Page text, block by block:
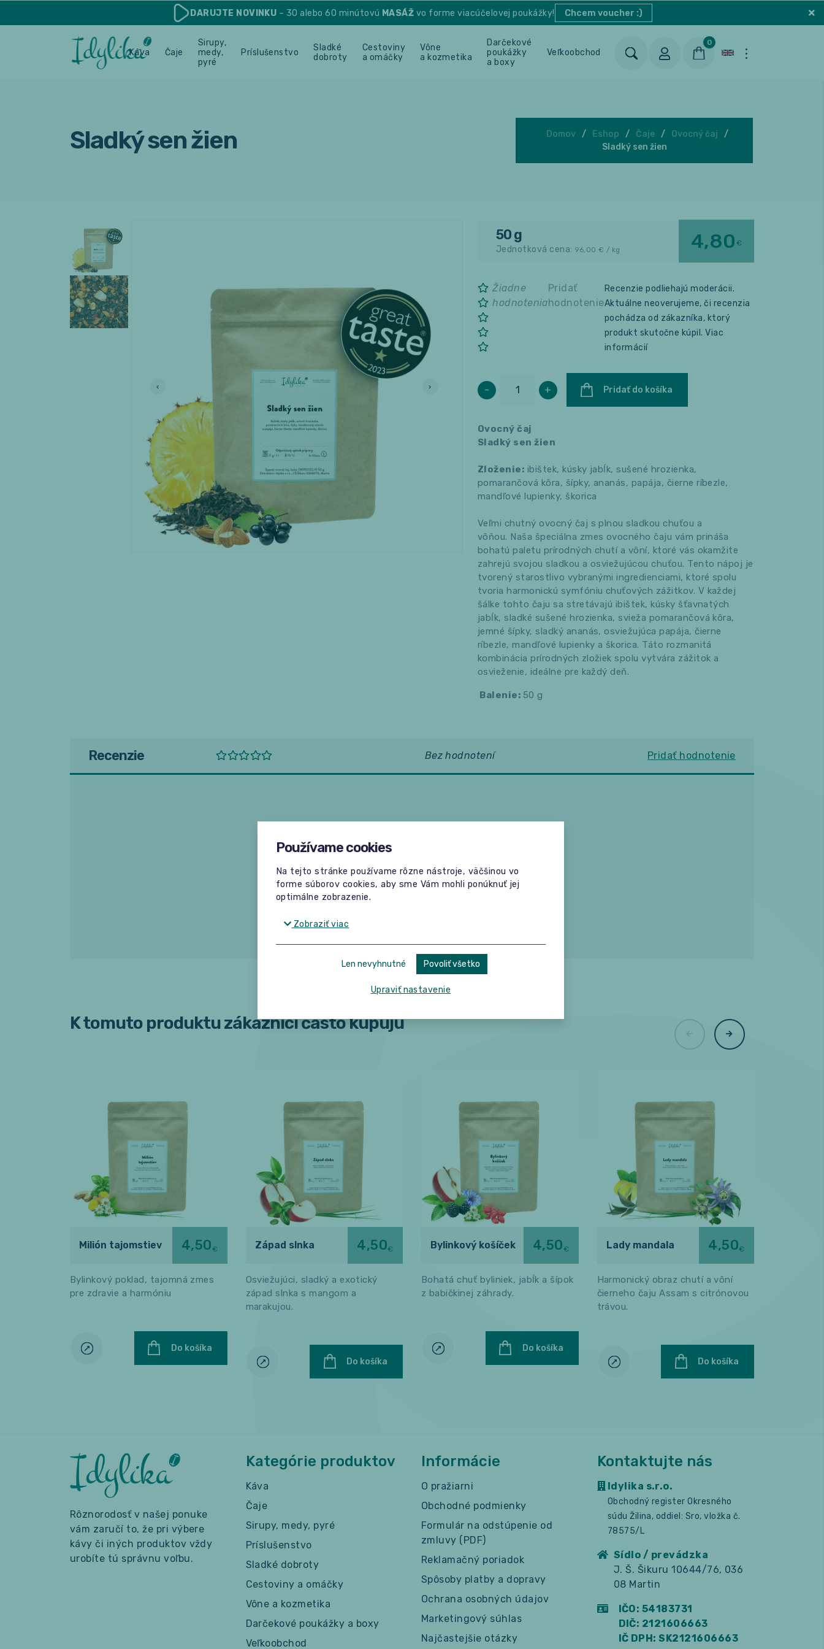
DARUJTE NOVINKU – 30 alebo 60 minútovú MASÁŽ vo forme viacúčelovej poukážky! Chcem voucher :)
Káva Čaje
Sirupy,
medy,
pyré
Príslušenstvo
Sladké
dobroty
Cestoviny
a omáčky
Vône
a kozmetika
Darčekové
poukážky
a boxy
Veľkoobchod Blog Kontakt
0
Sladký sen žien Domov Eshop Čaje
Ovocný čaj
Sladký sen žien
50 g
Jednotková cena: 96,00 € / kg 4,80 €
Žiadne
hodnotenia
Pridať
hodnotenie
Recenzie podliehajú moderácii.
Aktuálne neoverujeme, či recenzia
pochádza od zákazníka, ktorý
produkt skutočne kúpil.Viac
informácií
- + Pridať do košíka
Ovocný čaj
Sladký sen žien
Zloženie: ibištek, kúsky jabĺk, sušené hrozienka,
pomarančová kôra, šípky, ananás, papája, čierne ríbezle,
mandľové lupienky, škorica
Veľmi chutný ovocný čaj s plnou sladkou chuťou a
vôňou. Naša špeciálna zmes ovocného čaju vám prináša
bohatú paletu prírodných chutí a vôní, ktoré vás okamžite
zahrejú svojou sladkou a osviežujúcou chuťou. Tento nápoj je
tvorený starostlivo vybranými ingredienciami, ktoré spolu
tvoria harmonickú symfóniu chuťových zážitkov. V každej
šálke tohto čaju sa stretávajú ibištek, kúsky šťavnatých
jabĺk, sladké sušené hrozienka, svieža pomarančová kôra,
jemné šípky, sladký ananás, osviežujúca papája, čierne
ríbezle, mandľové lupienky a škorica. Táto rozmanitá
kombinácia prírodných zložiek spolu vytvára zážitok a
osvieženie, ideálne pre každý deň.
Balenie: 50 g
Recenzie Bez hodnotení Pridať hodnotenie
Žiadne hodnotenia
Buďte prvý, kto napíše hodnotenie.
K tomuto produktu zákazníci často kupujú
Milión tajomstiev 4,50€
Bylinkový poklad, tajomná zmes
pre zdravie a harmóniu
Do košíka
Západ slnka 4,50€
Osviežujúci, sladký a exotický
západ slnka s mangom a
marakujou.
Do košíka
Bylinkový košíček 4,50€
Bohatá chuť byliniek, jabĺk a šípok
z babičkinej záhrady.
Do košíka
Lady mandala 4,50€
Harmonický obraz chutí a vôní
čierneho čaju Assam s citrónovou
trávou.
Do košíka
Rôznorodosť v našej ponuke
vám zaručí to, že pri výbere
kávy či iných produktov vždy
urobíte tú správnu voľbu.
Kategórie produktov
Káva
Čaje
Sirupy, medy, pyré
Príslušenstvo
Sladké dobroty
Cestoviny a omáčky
Vône a kozmetika
Darčekové poukážky a boxy
Veľkoobchod
Informácie
O pražiarni
Obchodné podmienky
Formulár na odstúpenie od
zmluvy (PDF)
Reklamačný poriadok
Spôsoby platby a dopravy
Ochrana osobných údajov
Marketingový súhlas
Najčastejšie otázky
Kontaktujte nás
Idylika s.r.o.
Obchodný register Okresného
súdu Žilina, oddiel: Sro, vložka č.
78575/L
Sídlo / prevádzka
J. Š. Šikuru 10644/76, 036
08 Martin
IČO: 54183731
DIČ: 2121606663
IČ DPH: SK2121606663
Používame cookies
Na tejto stránke používame rôzne nástroje, väčšinou vo
forme súborov cookies, aby sme Vám mohli ponúknuť jej
optimálne zobrazenie.
Zobraziť viac
Len nevyhnutné Povoliť všetko
Upraviť nastavenie